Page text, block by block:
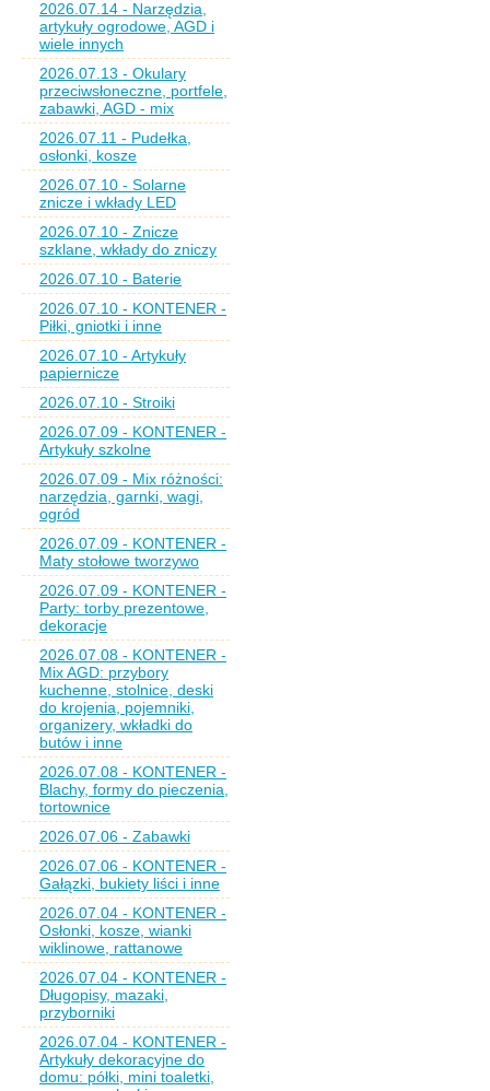
2026.07.14 - Narzędzia,
artykuły ogrodowe, AGD i
wiele innych
2026.07.13 - Okulary
przeciwsłoneczne, portfele,
zabawki, AGD - mix
2026.07.11 - Pudełka,
osłonki, kosze
2026.07.10 - Solarne
znicze i wkłady LED
2026.07.10 - Znicze
szklane, wkłady do zniczy
2026.07.10 - Baterie
2026.07.10 - KONTENER -
Piłki, gniotki i inne
2026.07.10 - Artykuły
papiernicze
2026.07.10 - Stroiki
2026.07.09 - KONTENER -
Artykuły szkolne
2026.07.09 - Mix różności:
narzędzia, garnki, wagi,
ogród
2026.07.09 - KONTENER -
Maty stołowe tworzywo
2026.07.09 - KONTENER -
Party: torby prezentowe,
dekoracje
2026.07.08 - KONTENER -
Mix AGD: przybory
kuchenne, stolnice, deski
do krojenia, pojemniki,
organizery, wkładki do
butów i inne
2026.07.08 - KONTENER -
Blachy, formy do pieczenia,
tortownice
2026.07.06 - Zabawki
2026.07.06 - KONTENER -
Gałązki, bukiety liści i inne
2026.07.04 - KONTENER -
Osłonki, kosze, wianki
wiklinowe, rattanowe
2026.07.04 - KONTENER -
Długopisy, mazaki,
przyborniki
2026.07.04 - KONTENER -
Artykuły dekoracyjne do
domu: półki, mini toaletki,